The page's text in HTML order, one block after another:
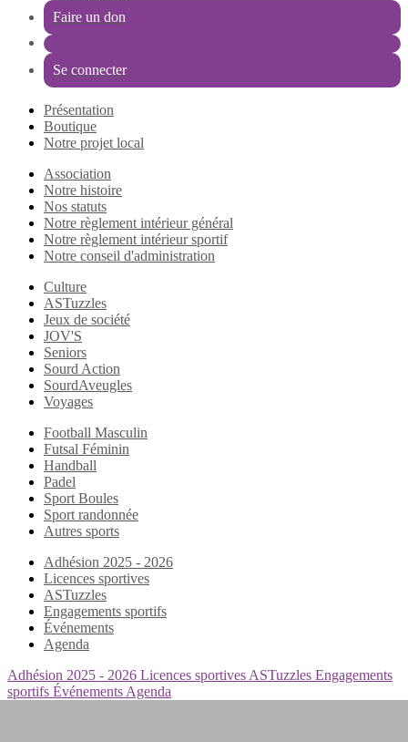
Faire un don
Se connecter
Présentation
Boutique
Notre projet local
Association
Notre histoire
Nos statuts
Notre règlement intérieur général
Notre règlement intérieur sportif
Notre conseil d'administration
Culture
ASTuzzles
Jeux de société
JOV'S
Seniors
Sourd Action
SourdAveugles
Voyages
Football Masculin
Futsal Féminin
Handball
Padel
Sport Boules
Sport randonnée
Autres sports
Adhésion 2025 - 2026
Licences sportives
ASTuzzles
Engagements sportifs
Événements
Agenda
Adhésion 2025 - 2026 Licences sportives ASTuzzles Engagements
sportifs Événements Agenda